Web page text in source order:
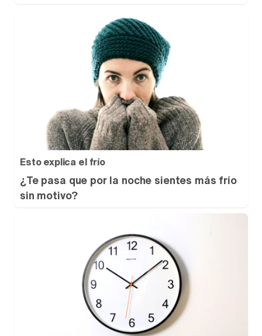
Esto explica el frío
¿Te pasa que por la noche sientes más frío
sin motivo?